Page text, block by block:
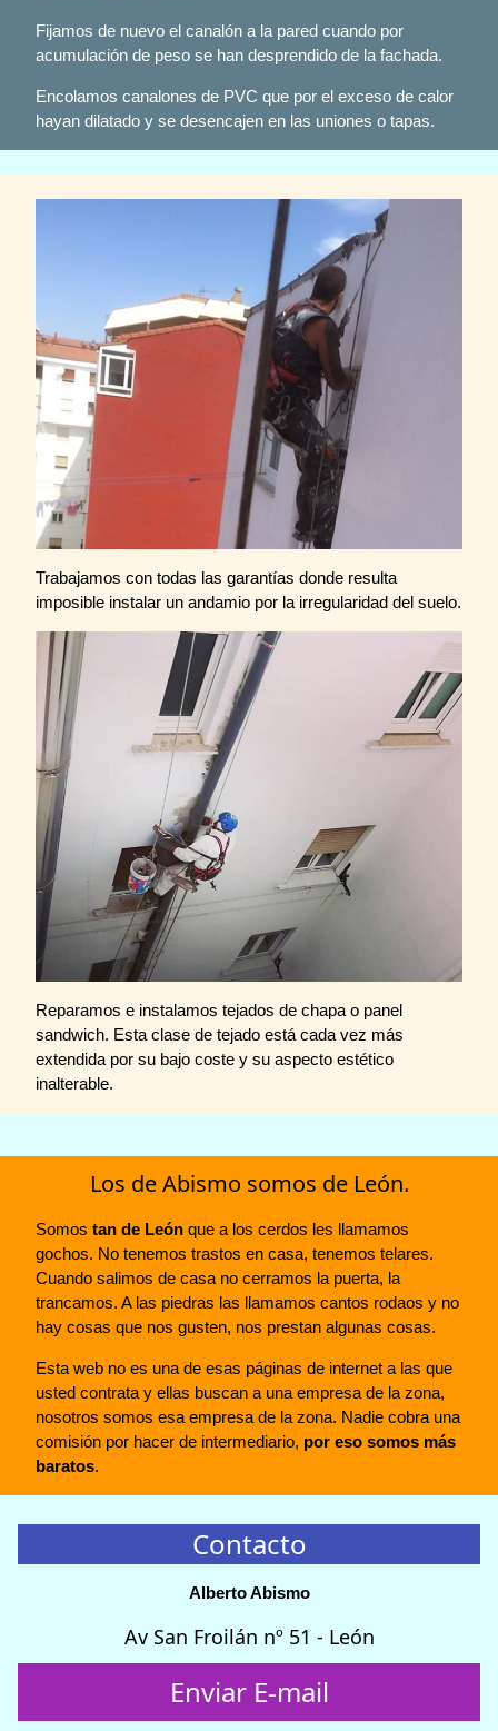
Fijamos de nuevo el canalón a la pared cuando por
acumulación de peso se han desprendido de la fachada.
Encolamos canalones de PVC que por el exceso de calor
hayan dilatado y se desencajen en las uniones o tapas.
Trabajamos con todas las garantías donde resulta
imposible instalar un andamio por la irregularidad del suelo.
Reparamos e instalamos tejados de chapa o panel
sandwich. Esta clase de tejado está cada vez más
extendida por su bajo coste y su aspecto estético
inalterable.
Los de Abismo somos de León.
Somos tan de León que a los cerdos les llamamos
gochos. No tenemos trastos en casa, tenemos telares.
Cuando salimos de casa no cerramos la puerta, la
trancamos. A las piedras las llamamos cantos rodaos y no
hay cosas que nos gusten, nos prestan algunas cosas.
Esta web no es una de esas páginas de internet a las que
usted contrata y ellas buscan a una empresa de la zona,
nosotros somos esa empresa de la zona. Nadie cobra una
comisión por hacer de intermediario, por eso somos más
baratos.
Contacto
Alberto Abismo
Av San Froilán nº 51 - León
Enviar E-mail